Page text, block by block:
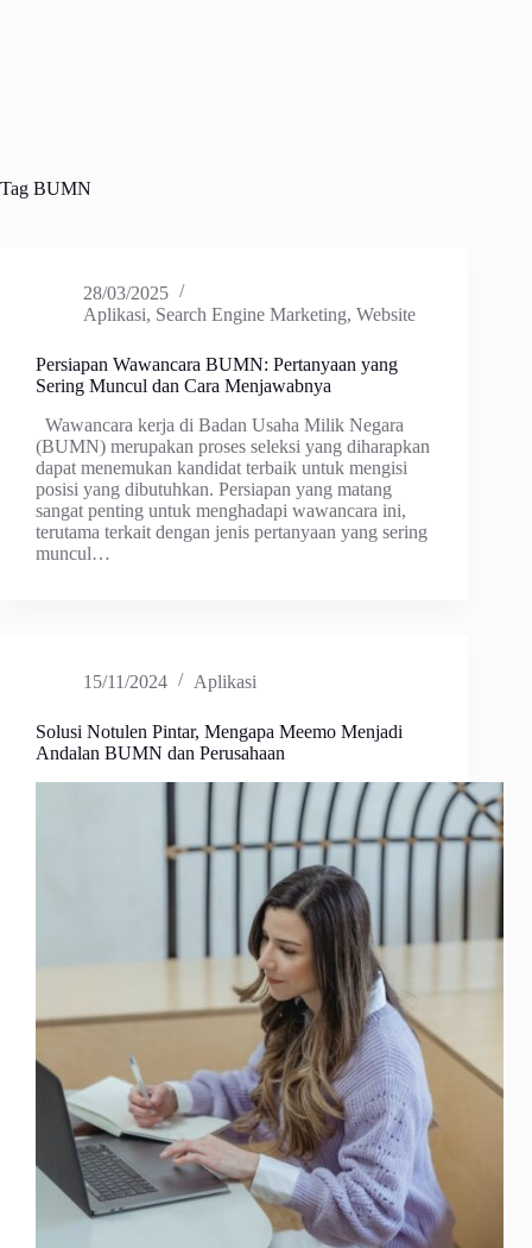
Tag BUMN
28/03/2025
Aplikasi, Search Engine Marketing, Website
Persiapan Wawancara BUMN: Pertanyaan yang
Sering Muncul dan Cara Menjawabnya
Wawancara kerja di Badan Usaha Milik Negara
(BUMN) merupakan proses seleksi yang diharapkan
dapat menemukan kandidat terbaik untuk mengisi
posisi yang dibutuhkan. Persiapan yang matang
sangat penting untuk menghadapi wawancara ini,
terutama terkait dengan jenis pertanyaan yang sering
muncul…
15/11/2024 Aplikasi
Solusi Notulen Pintar, Mengapa Meemo Menjadi
Andalan BUMN dan Perusahaan